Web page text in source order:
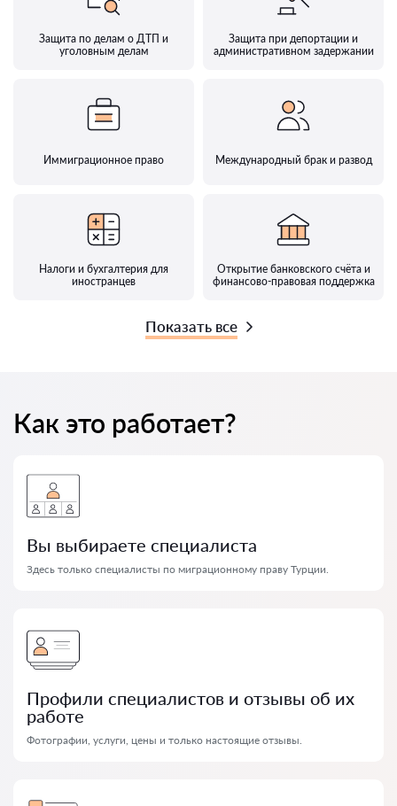
Защита по делам о ДТП и
уголовным делам
Защита при депортации и
административном задержании
Иммиграционное право Международный брак и развод
Налоги и бухгалтерия для
иностранцев
Открытие банковского счёта и
финансово-правовая поддержка
Показать все
Как это работает?
Вы выбираете специалиста
Здесь только специалисты по миграционному праву Турции.
Профили специалистов и отзывы об их
работе
Фотографии, услуги, цены и только настоящие отзывы.